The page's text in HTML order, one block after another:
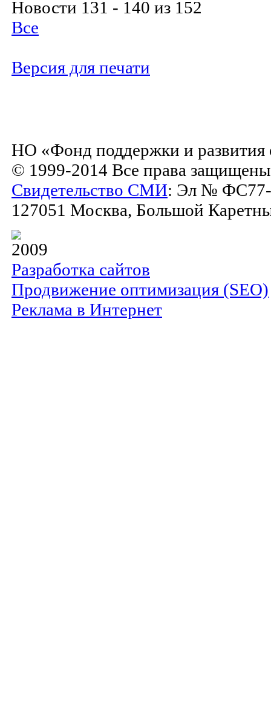
Новости 131 - 140 из 152
Все
Версия для печати
НО «Фонд поддержки и развития
© 1999-2014 Все права
Свидетельство СМИ: Эл № ФС77-
127051 Москва, Большой
2009
Разработка сайтов
Продвижение оптимизация (SEO)
Реклама в Интернет